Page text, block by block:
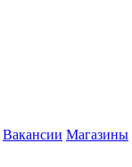
Вакансии Магазины